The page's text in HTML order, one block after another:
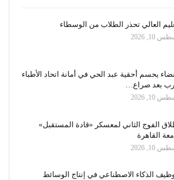
العالي تحذر الطلاب من الوسطاء
10, 2026
يحسم أحقية عبد الحي في أمانة اتحاد الأطباء
بعد صراع…
10, 2026
الفوج الثاني لمعسكر «قادة المستقبل»
القاهرة
10, 2026
الذكاء الاصطناعي في إنتاج الوسائط